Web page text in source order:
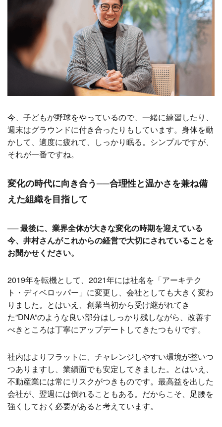
今、子どもが野球をやっているので、一緒に練習したり、
週末はグラウンドに付き合ったりもしています。身体を動
かして、適度に疲れて、しっかり眠る。シンプルですが、
それが一番ですね。
変化の時代に向き合う──合理性と温かさを兼ね備
えた組織を目指して
── 最後に、業界全体が大きな変化の時期を迎えている
今、井村さんがこれからの経営で大切にされていることを
お聞かせください。
2019年を転機として、2021年には社名を「アーキテク
ト・ディベロッパー」に変更し、会社としても大きく変わ
りました。とはいえ、創業当初から受け継がれてき
た”DNA”のような良い部分はしっかり残しながら、改善す
べきところは丁寧にアップデートしてきたつもりです。
社内はよりフラットに、チャレンジしやすい環境が整いつ
つありますし、業績面でも安定してきました。とはいえ、
不動産業には常にリスクがつきものです。最高益を出した
会社が、翌週には倒れることもある。だからこそ、足腰を
強くしておく必要があると考えています。